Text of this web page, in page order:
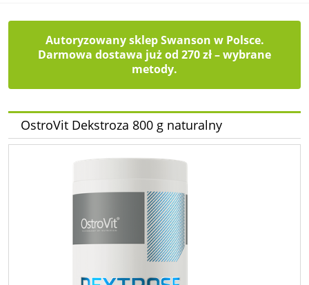
Autoryzowany sklep Swanson w Polsce.
Darmowa dostawa już od 270 zł – wybrane
metody.
OstroVit Dekstroza 800 g naturalny